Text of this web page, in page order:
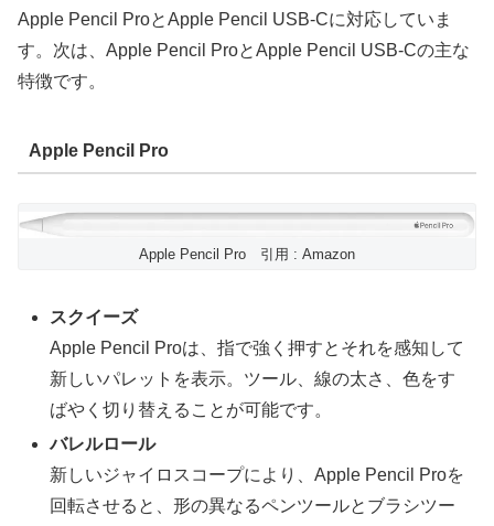
Apple Pencil ProとApple Pencil USB-Cに対応していま
す。次は、Apple Pencil ProとApple Pencil USB-Cの主な
特徴です。
Apple Pencil Pro
Apple Pencil Pro 引用 : Amazon
スクイーズ
Apple Pencil Proは、指で強く押すとそれを感知して
新しいパレットを表示。ツール、線の太さ、色をす
ばやく切り替えることが可能です。
バレルロール
新しいジャイロスコープにより、Apple Pencil Proを
回転させると、形の異なるペンツールとブラシツー